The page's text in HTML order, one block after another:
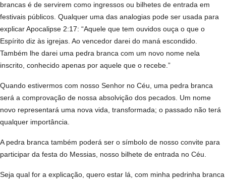
brancas é de servirem como ingressos ou bilhetes de entrada em
festivais públicos. Qualquer uma das analogias pode ser usada para
explicar Apocalipse 2:17: “Aquele que tem ouvidos ouça o que o
Espírito diz às igrejas. Ao vencedor darei do maná escondido.
Também lhe darei uma pedra branca com um novo nome nela
inscrito, conhecido apenas por aquele que o recebe.”
Quando estivermos com nosso Senhor no Céu, uma pedra branca
será a comprovação de nossa absolvição dos pecados. Um nome
novo representará uma nova vida, transformada; o passado não terá
qualquer importância.
A pedra branca também poderá ser o símbolo de nosso convite para
participar da festa do Messias, nosso bilhete de entrada no Céu.
Seja qual for a explicação, quero estar lá, com minha pedrinha branca